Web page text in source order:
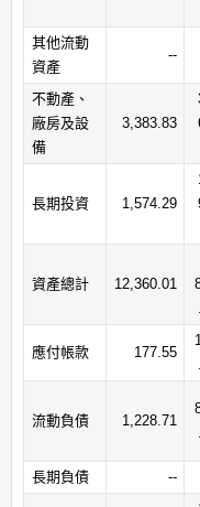
其他流動
資產
--
不動產、
廠房及設
備
3,383.83
長期投資 1,574.29
資產總計 12,360.01
應付帳款 177.55
流動負債 1,228.71
長期負債 --